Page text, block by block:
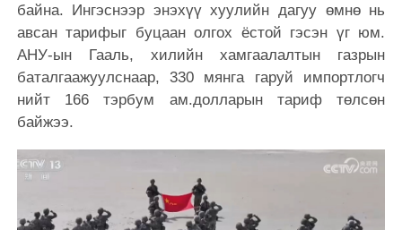
байна. Ингэснээр энэхүү хуулийн дагуу өмнө нь
авсан тарифыг буцаан олгох ёстой гэсэн үг юм.
АНУ-ын Гааль, хилийн хамгаалалтын газрын
баталгаажуулснаар, 330 мянга гаруй импортлогч
нийт 166 тэрбум ам.долларын тариф төлсөн
байжээ.